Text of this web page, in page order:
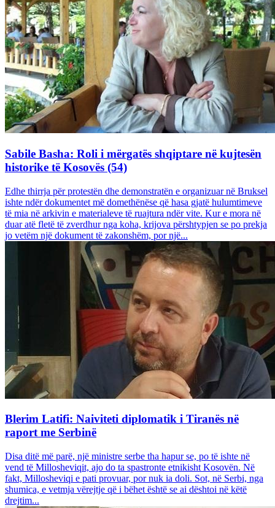
Sabile Basha: Roli i mërgatës shqiptare në kujtesën
historike të Kosovës (54)
Edhe thirrja për protestën dhe demonstratën e organizuar në Bruksel
ishte ndër dokumentet më domethënëse që hasa gjatë hulumtimeve
të mia në arkivin e materialeve të ruajtura ndër vite. Kur e mora në
duar atë fletë të zverdhur nga koha, krijova përshtypjen se po prekja
jo vetëm një dokument të zakonshëm, por një...
Blerim Latifi: Naiviteti diplomatik i Tiranës në
raport me Serbinë
Disa ditë më parë, një ministre serbe tha hapur se, po të ishte në
vend të Millosheviqit, ajo do ta spastronte etnikisht Kosovën. Në
fakt, Millosheviqi e pati provuar, por nuk ia doli. Sot, në Serbi, nga
shumica, e vetmja vërejtje që i bëhet është se ai dështoi në këtë
drejtim...